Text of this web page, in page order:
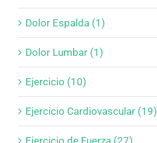
Dolor Espalda (1)
Dolor Lumbar (1)
Ejercicio (10)
Ejercicio Cardiovascular (19)
Ejercicio de Fuerza (27)